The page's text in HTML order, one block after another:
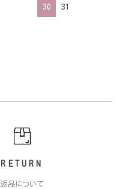
30 31
RETURN
返品について